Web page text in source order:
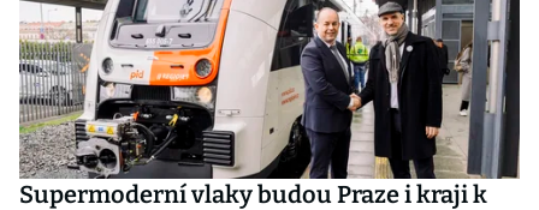
Supermoderní vlaky budou Praze i kraji k